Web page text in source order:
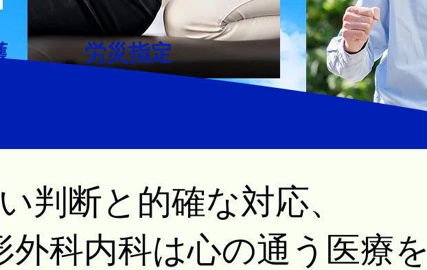
労災指定
判断と的確な対応、
外科内科は心の通う医療を